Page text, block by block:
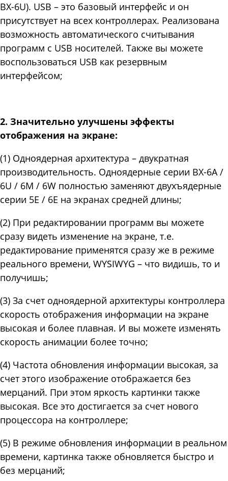
BX-6U). USB – это базовый интерфейс и он
присутствует на всех контроллерах. Реализована
возможность автоматического считывания
программ с USB носителей. Также вы можете
воспользоваться USB как резервным
интерфейсом;
2. Значительно улучшены эффекты
отображения на экране:
(1) Одноядерная архитектура – двукратная
производительность. Одноядерные серии BX-6A /
6U / 6M / 6W полностью заменяют двухъядерные
серии 5E / 6E на экранах средней длины;
(2) При редактировании программ вы можете
сразу видеть изменение на экране, т.е.
редактирование применятся сразу же в режиме
реального времени, WYSIWYG – что видишь, то и
получишь;
(3) За счет одноядерной архитектуры контроллера
скорость отображения информации на экране
высокая и более плавная. И вы можете изменять
скорость анимации более точно;
(4) Частота обновления информации высокая, за
счет этого изображение отображается без
мерцаний. При этом яркость картинки также
высокая. Все это достигается за счет нового
процессора на контроллере;
(5) В режиме обновления информации в реальном
времени, картинка также обновляется быстро и
без мерцаний;